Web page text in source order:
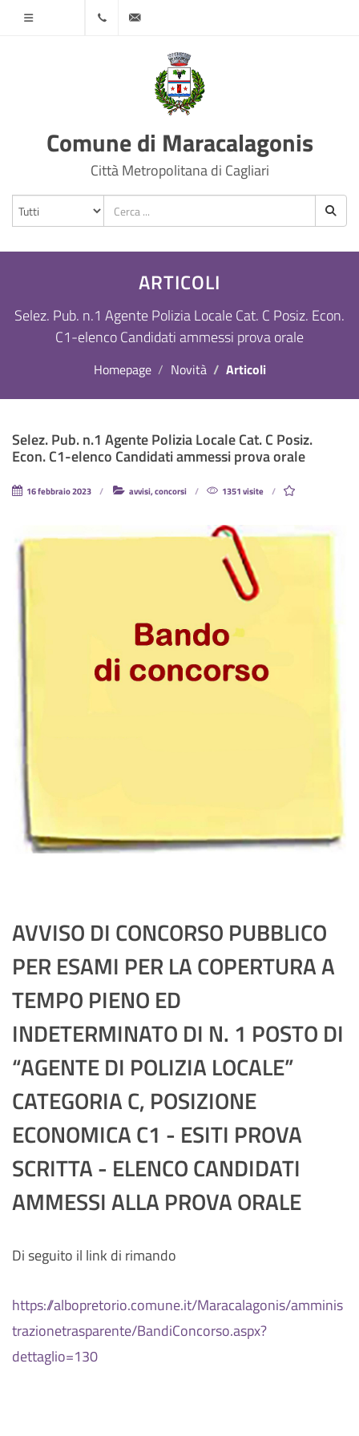
protocollo@comune.maracalagonis.ca.it
Comune di Maracalagonis
Città Metropolitana di Cagliari
ARTICOLI
Selez. Pub. n.1 Agente Polizia Locale Cat. C Posiz. Econ.
C1-elenco Candidati ammessi prova orale
Homepage Novità Articoli
Selez. Pub. n.1 Agente Polizia Locale Cat. C Posiz.
Econ. C1-elenco Candidati ammessi prova orale
16 febbraio 2023 avvisi, concorsi 1351 visite
AVVISO DI CONCORSO PUBBLICO
PER ESAMI PER LA COPERTURA A
TEMPO PIENO ED
INDETERMINATO DI N. 1 POSTO DI
“AGENTE DI POLIZIA LOCALE”
CATEGORIA C, POSIZIONE
ECONOMICA C1 - ESITI PROVA
SCRITTA - ELENCO CANDIDATI
AMMESSI ALLA PROVA ORALE
Di seguito il link di rimando
https://albopretorio.comune.it/Maracalagonis/amminis
trazionetrasparente/BandiConcorso.aspx?
dettaglio=130